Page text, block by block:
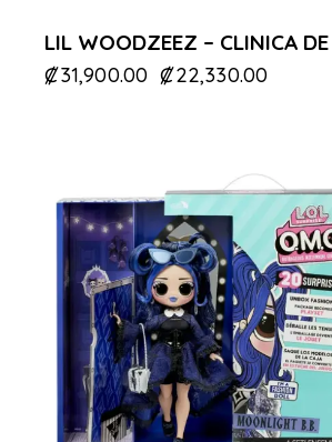
LIL WOODZEEZ – CLINICA
₡31,900.00 ₡22,330.00